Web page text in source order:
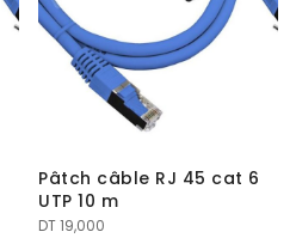
Pâtch câble RJ 45 cat 6
UTP 10 m
DT19,000